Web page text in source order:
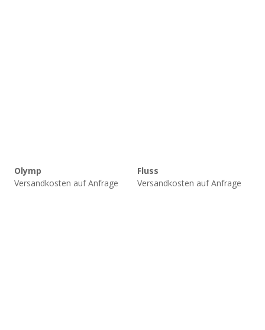
Olymp
Versandkosten auf Anfrage
Fluss
Versandkosten auf Anfrage